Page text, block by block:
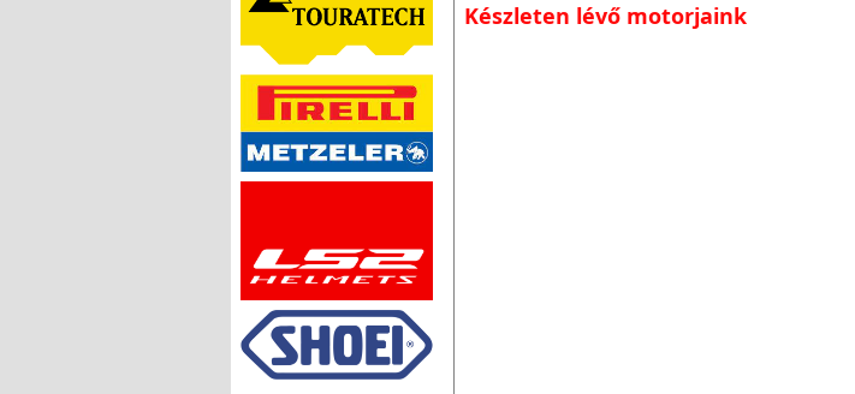
Készleten lévő motorjaink